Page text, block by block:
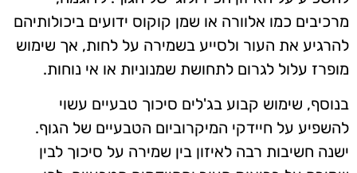
מרכיבים כמו אלוורה או שמן קוקוס ידועים ביכולותיהם
להרגיע את העור ולסייע בשמירה על לחות, אך שימוש
מופרז עלול לגרום לתחושת שמנוניות או אי נוחות.
בנוסף, שימוש קבוע בג'לים סיכוך טבעיים עשוי
להשפיע על חיידקי המיקרוביום הטבעיים של הגוף.
ישנה חשיבות רבה לאיזון בין שמירה על סיכוך לבין